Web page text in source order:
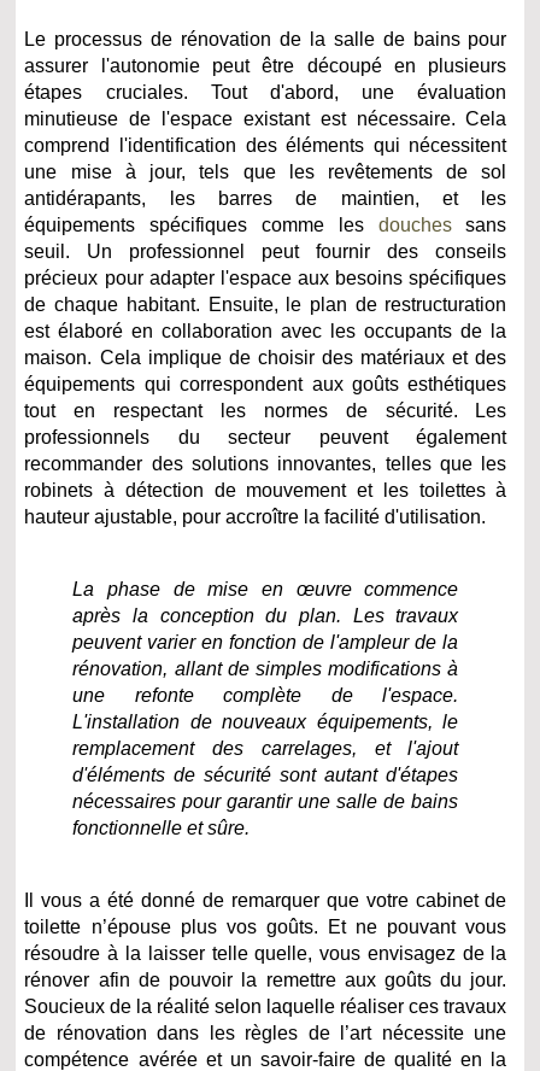
Le processus de rénovation de la salle de bains pour
assurer l'autonomie peut être découpé en plusieurs
étapes cruciales. Tout d'abord, une évaluation
minutieuse de l'espace existant est nécessaire. Cela
comprend l'identification des éléments qui nécessitent
une mise à jour, tels que les revêtements de sol
antidérapants, les barres de maintien, et les
équipements spécifiques comme les douchessans
seuil. Un professionnel peut fournir des conseils
précieux pour adapter l'espace aux besoins spécifiques
de chaque habitant. Ensuite, le plan de restructuration
est élaboré en collaboration avec les occupants de la
maison. Cela implique de choisir des matériaux et des
équipements qui correspondent aux goûts esthétiques
tout en respectant les normes de sécurité. Les
professionnels du secteur peuvent également
recommander des solutions innovantes, telles que les
robinets à détection de mouvement et les toilettes à
hauteur ajustable, pour accroître la facilité d'utilisation.
La phase de mise en œuvre commence
après la conception du plan. Les travaux
peuvent varier en fonction de l'ampleur de la
rénovation, allant de simples modifications à
une refonte complète de l'espace.
L'installation de nouveaux équipements, le
remplacement des carrelages, et l'ajout
d'éléments de sécurité sont autant d'étapes
nécessaires pour garantir une salle de bains
fonctionnelle et sûre.
Il vous a été donné de remarquer que votre cabinet de
toilette n’épouse plus vos goûts. Et ne pouvant vous
résoudre à la laisser telle quelle, vous envisagez de la
rénover afin de pouvoir la remettre aux goûts du jour.
Soucieux de la réalité selon laquelle réaliser ces travaux
de rénovation dans les règles de l’art nécessite une
compétence avérée et un savoir-faire de qualité en la